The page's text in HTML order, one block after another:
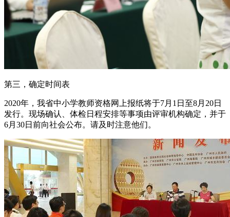
第三，确定时间表
2020年，我省中小学教师资格网上报纸将于7月1日至8月20日
发行。现场确认、体检日程安排等事项由评审机构确定，并于
6月30日前向社会公布。请及时注意他们。